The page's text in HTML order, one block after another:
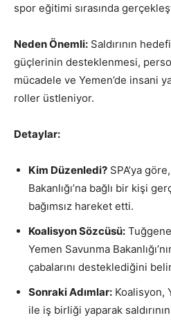
spor eğitimi sırasında
Neden Önemli: Saldırının
güçlerinin desteklenmesi,
mücadele ve Yemen’de insani
roller üstleniyor.
Detaylar:
Kim Düzenledi? SPA’ya
Bakanlığı’na bağlı bir kişi
bağımsız hareket etti.
Koalisyon Sözcüsü:
Yemen Savunma
çabalarını desteklediğini
Sonraki Adımlar: Koalisyon,
ile iş birliği yaparak